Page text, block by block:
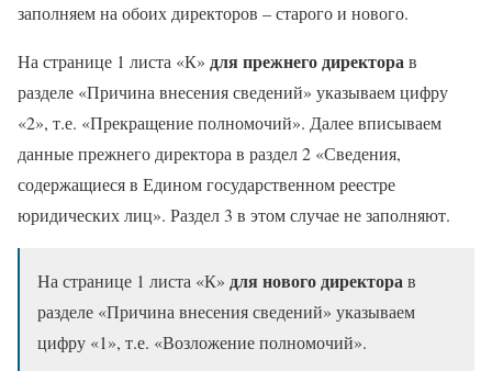
заполняем на обоих директоров – старого и нового.
На странице 1 листа «К» для прежнего директорав
разделе «Причина внесения сведений» указываем цифру
«2», т.е. «Прекращение полномочий». Далее вписываем
данные прежнего директора в раздел 2 «Сведения,
содержащиеся в Едином государственном реестре
юридических лиц». Раздел 3 в этом случае не заполняют.
На странице 1 листа «К» для нового директорав
разделе «Причина внесения сведений» указываем
цифру «1», т.е. «Возложение полномочий».